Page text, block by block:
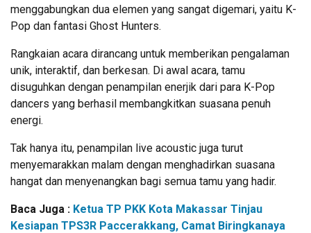
menggabungkan dua elemen yang sangat digemari, yaitu K-
Pop dan fantasi Ghost Hunters.
Rangkaian acara dirancang untuk memberikan pengalaman
unik, interaktif, dan berkesan. Di awal acara, tamu
disuguhkan dengan penampilan enerjik dari para K-Pop
dancers yang berhasil membangkitkan suasana penuh
energi.
Tak hanya itu, penampilan live acoustic juga turut
menyemarakkan malam dengan menghadirkan suasana
hangat dan menyenangkan bagi semua tamu yang hadir.
Baca Juga : Ketua TP PKK Kota Makassar Tinjau
Kesiapan TPS3R Paccerakkang, Camat Biringkanaya